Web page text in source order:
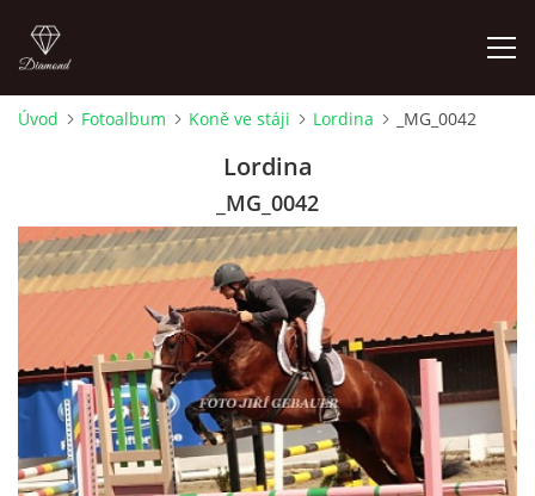
KONTAKT
SLUŽBY
JEŽDĚNÍ PRO VEŘEJNOST
Úvod Fotoalbum Koně ve stáji Lordina _MG_0042
Lordina
_MG_0042